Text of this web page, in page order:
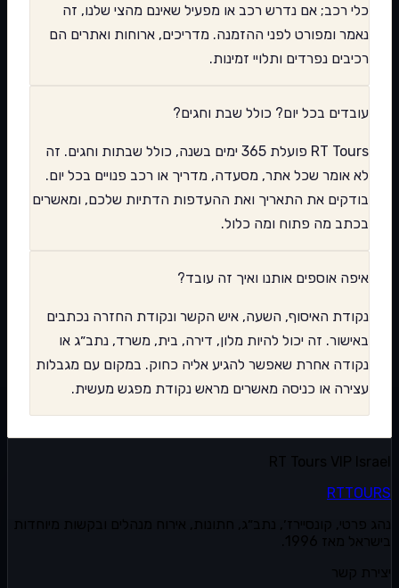
כלי רכב; אם נדרש רכב או מפעיל שאינם מהצי שלנו, זה
נאמר ומפורט לפני ההזמנה. מדריכים, ארוחות ואתרים הם
רכיבים נפרדים ותלויי זמינות.
עובדים בכל יום? כולל שבת וחגים?
RT Tours פועלת 365 ימים בשנה, כולל שבתות וחגים. זה
לא אומר שכל אתר, מסעדה, מדריך או רכב פנויים בכל יום.
בודקים את התאריך ואת ההעדפות הדתיות שלכם, ומאשרים
בכתב מה פתוח ומה כלול.
איפה אוספים אותנו ואיך זה עובד?
נקודת האיסוף, השעה, איש הקשר ונקודת החזרה נכתבים
באישור. זה יכול להיות מלון, דירה, בית, משרד, נתב״ג או
נקודה אחרת שאפשר להגיע אליה כחוק. במקום עם מגבלות
עצירה או כניסה מאשרים מראש נקודת מפגש מעשית.
RT Tours VIP Israel
RTTOURS
נהג פרטי, קונסיירז׳, נתב״ג, חתונות, אירוח מנהלים ובקשות מיוחדות
בישראל מאז 1996.
יצירת קשר